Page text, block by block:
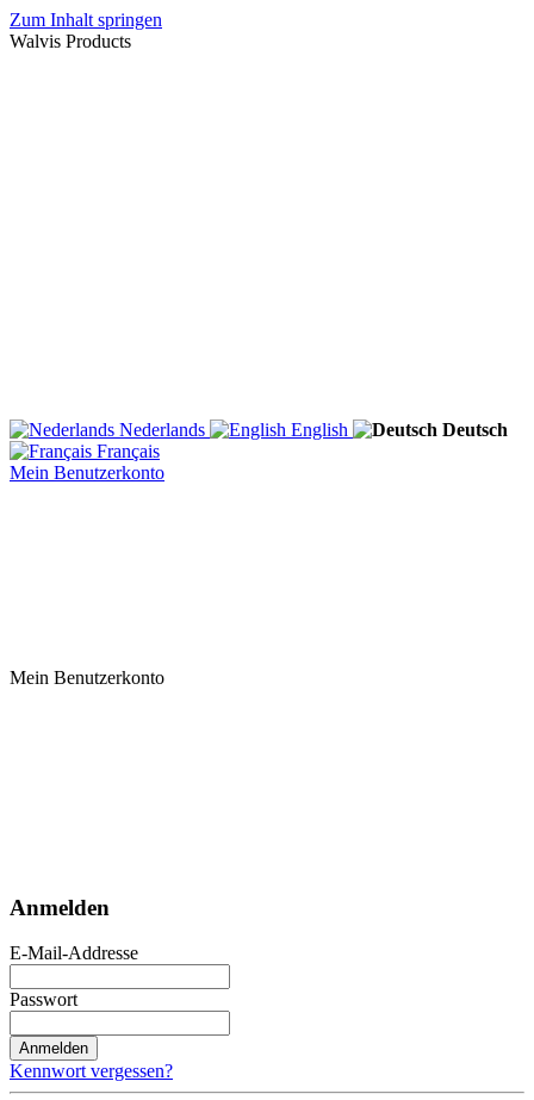
Zum Inhalt springen
Walvis Products
Nederlands English
Deutsch
Français
Mein Benutzerkonto
Mein Benutzerkonto
Anmelden
E-Mail-Addresse
Passwort
Anmelden
Kennwort vergessen?